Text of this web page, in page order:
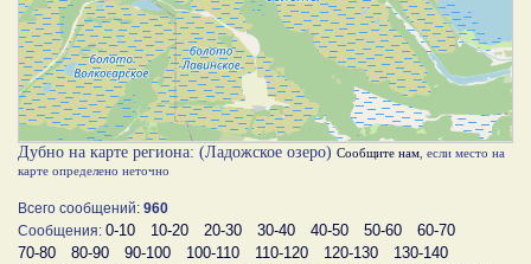
Дубно на карте региона: (Ладожское озеро) Сообщите нам , если место на
карте определено неточно
Всего сообщений: 960
Сообщения: 0-10 10-20 20-30 30-40 40-50 50-60
60-70
70-80
80-90 90-100 100-110 110-120 120-130
130-140